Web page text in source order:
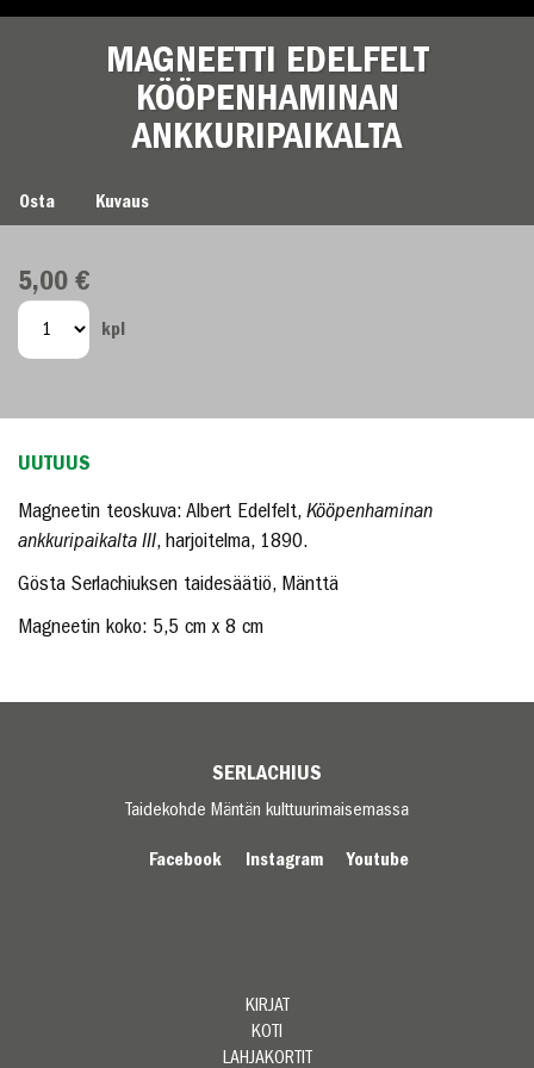
MAGNEETTI EDELFELT
KÖÖPENHAMINAN
ANKKURIPAIKALTA
Osta Kuvaus
5,00 €
kpl
UUTUUS
Magneetin teoskuva: Albert Edelfelt,Kööpenhaminan
ankkuripaikalta III, harjoitelma, 1890.
Gösta Serlachiuksen taidesäätiö, Mänttä
Magneetin koko: 5,5 cm x 8 cm
SERLACHIUS
Taidekohde Mäntän kulttuurimaisemassa
Facebook Instagram Youtube
KIRJAT
KOTI
LAHJAKORTIT